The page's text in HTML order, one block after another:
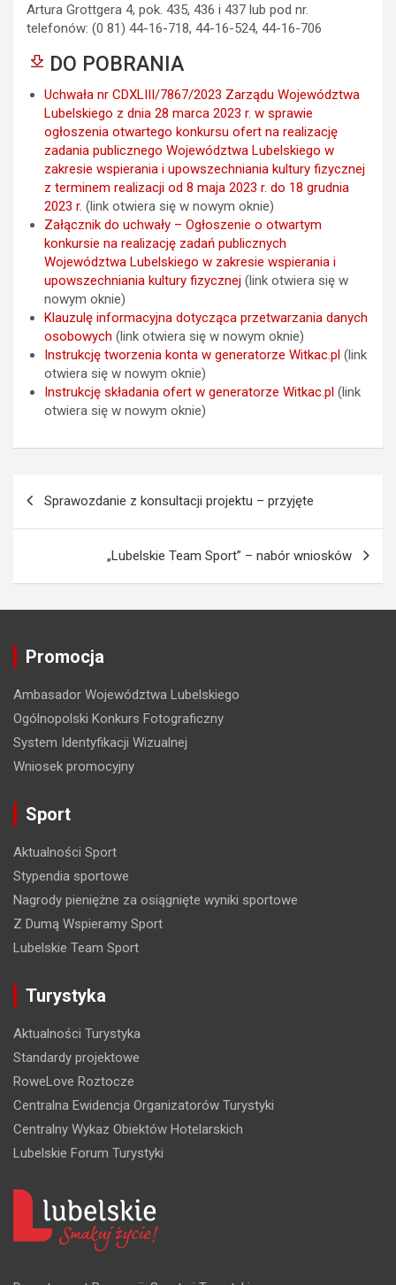
Artura Grottgera 4, pok. 435, 436 i 437 lub pod nr.
telefonów: (0 81) 44-16-718, 44-16-524, 44-16-706
DO POBRANIA
Uchwała nr CDXLIII/7867/2023 Zarządu Województwa
Lubelskiego z dnia 28 marca 2023 r. w sprawie
ogłoszenia otwartego konkursu ofert na realizację
zadania publicznego Województwa Lubelskiego w
zakresie wspierania i upowszechniania kultury fizycznej
z terminem realizacji od 8 maja 2023 r. do 18 grudnia
2023 r. (link otwiera się w nowym oknie)
Załącznik do uchwały – Ogłoszenie o otwartym
konkursie na realizację zadań publicznych
Województwa Lubelskiego w zakresie wspierania i
upowszechniania kultury fizycznej (link otwiera się w
nowym oknie)
Klauzulę informacyjna dotycząca przetwarzania danych
osobowych (link otwiera się w nowym oknie)
Instrukcję tworzenia konta w generatorze Witkac.pl (link
otwiera się w nowym oknie)
Instrukcję składania ofert w generatorze Witkac.pl (link
otwiera się w nowym oknie)
j
a
w
p
i
s
u
Sprawozdanie z konsultacji projektu – przyjęte
„Lubelskie Team Sport” – nabór wniosków
Promocja
Ambasador Województwa Lubelskiego
Ogólnopolski Konkurs Fotograficzny
System Identyfikacji Wizualnej
Wniosek promocyjny
Sport
Aktualności Sport
Stypendia sportowe
Nagrody pieniężne za osiągnięte wyniki sportowe
Z Dumą Wspieramy Sport
Lubelskie Team Sport
Turystyka
Aktualności Turystyka
Standardy projektowe
RoweLove Roztocze
Centralna Ewidencja Organizatorów Turystyki
Centralny Wykaz Obiektów Hotelarskich
Lubelskie Forum Turystyki